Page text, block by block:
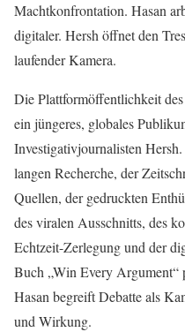
Machtkonfrontation. Hasan
digitaler. Hersh öffnet den
laufender Kamera.
Die Plattformöffentlichkeit
ein jüngeres, globales
Investigativjournalisten
langen Recherche, der
Quellen, der gedruckten
des viralen Ausschnitts, des
Echtzeit-Zerlegung und der
Buch „Win Every Argument“
Hasan begreift Debatte als
und Wirkung.